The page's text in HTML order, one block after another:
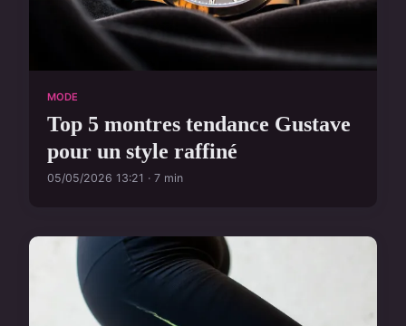
MODE
Top 5 montres tendance Gustave
pour un style raffiné
05/05/2026 13:21 · 7 min